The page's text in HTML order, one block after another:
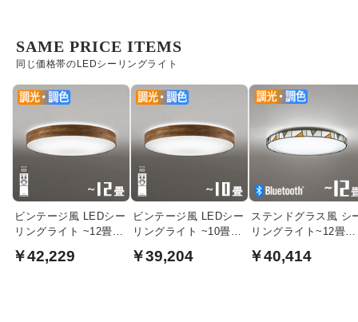
同じ価格帯のLEDシーリングライト
SAME PRICE ITEMS
ビンテージ風 LEDシー
リングライト ~12畳・
￥42,229
ビンテージ風 LEDシー
リングライト ~10畳・
￥39,204
ステンドグラス風 シ
リングライト~12畳・
￥40,414